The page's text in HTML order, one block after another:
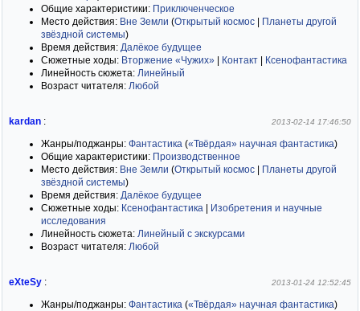
Общие характеристики: Приключенческое
Место действия: Вне Земли (Открытый космос
Планеты другой
звёздной системы)
Время действия: Далёкое будущее
Сюжетные ходы: Вторжение «Чужих» Контакт
Ксенофантастика
Линейность сюжета: Линейный
Возраст читателя: Любой
kardan : 2013-02-14 17:46:50
Жанры/поджанры: Фантастика («Твёрдая» научная фантастика)
Общие характеристики: Производственное
Место действия: Вне Земли (Открытый космос
Планеты другой
звёздной системы)
Время действия: Далёкое будущее
Сюжетные ходы: Ксенофантастика
Изобретения и научные
исследования
Линейность сюжета: Линейный с экскурсами
Возраст читателя: Любой
eXteSy : 2013-01-24 12:52:45
Жанры/поджанры: Фантастика («Твёрдая» научная фантастика)